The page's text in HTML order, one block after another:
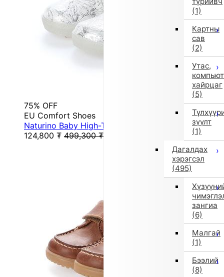
(1)
Картны
сав
(2)
Утас,
хайрцаг
(5)
зүүлт
(1)
Дагалдах
хэрэгсэл
(495)
зангиа
(6)
Малгай
(1)
Бээлий
(8)
75% OFF
EU Comfort Shoes
Naturino Baby High-Top Sneakers (Silver)
124,800 ₮ 499,300 ₮